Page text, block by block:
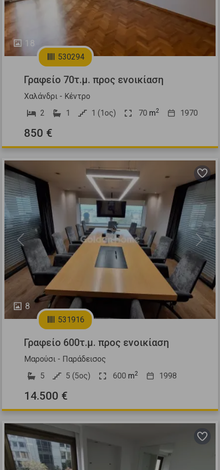
18
530294
Γραφείο 70τ.μ. προς ενοικίαση
Χαλάνδρι - Κέντρο
2
1 1 (1ος) 70 m2 1970
850 €
8
Previous Next
531916
Γραφείο 600τ.μ. προς ενοικίαση
Μαρούσι - Παράδεισος
5
5 (5ος) 600 m2 1998
14.500 €